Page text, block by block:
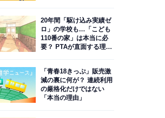
20年間「駆け込み実績ゼ
ロ」の学校も…「こども
110番の家」は本当に必
要？ PTAが直面する理想
「青春18きっぷ」販売激
減の裏に何が？ 連続利用
の厳格化だけではない
「本当の理由」